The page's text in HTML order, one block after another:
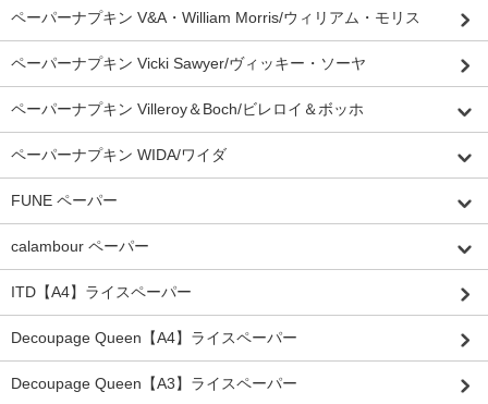
ペーパーナプキン V&A・William Morris/ウィリアム・モリス
ペーパーナプキン Vicki Sawyer/ヴィッキー・ソーヤ
ペーパーナプキン Villeroy＆Boch/ビレロイ＆ボッホ
ペーパーナプキン WIDA/ワイダ
FUNE ペーパー
calambour ペーパー
ITD【A4】ライスペーパー
Decoupage Queen【A4】ライスペーパー
Decoupage Queen【A3】ライスペーパー